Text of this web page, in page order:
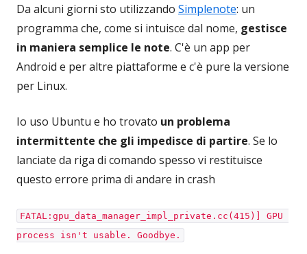
Da alcuni giorni sto utilizzando Simplenote: un
programma che, come si intuisce dal nome, gestisce
in maniera semplice le note. C'è un app per
Android e per altre piattaforme e c'è pure la versione
per Linux.
Io uso Ubuntu e ho trovato un problema
intermittente che gli impedisce di partire. Se lo
lanciate da riga di comando spesso vi restituisce
questo errore prima di andare in crash
FATAL:gpu_data_manager_impl_private.cc(415)] GPU
process isn't usable. Goodbye.